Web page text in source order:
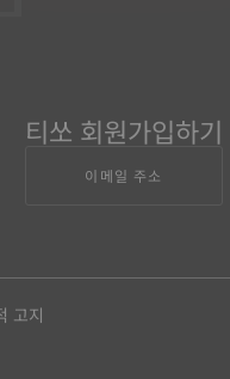
티쏘 회원가입하기
이메일 주소
고지